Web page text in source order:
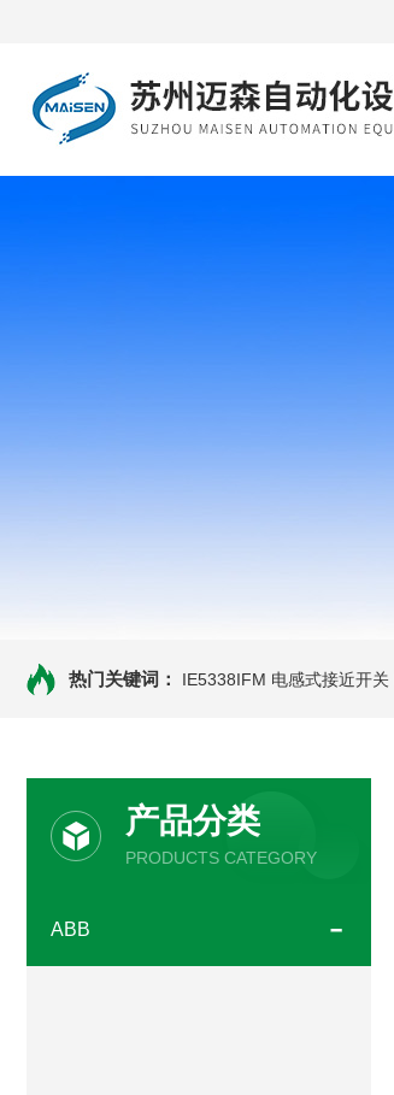
热门关键词： IE5338IFM 电感式接近开关
产品分类
PRODUCTS CATEGORY
ABB